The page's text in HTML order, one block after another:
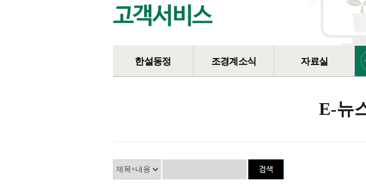
한설동정 조경계소식 자료실
E-뉴